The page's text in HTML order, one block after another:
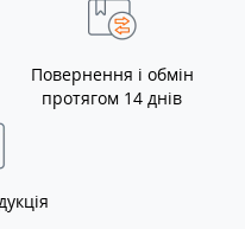
Повернення і обмін
протягом 14 днів